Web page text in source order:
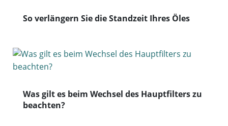
So verlängern Sie die Standzeit Ihres Öles
Was gilt es beim Wechsel des Hauptfilters zu
beachten?